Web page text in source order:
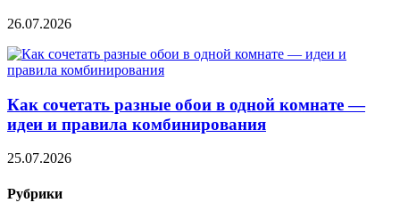
26.07.2026
Как сочетать разные обои в одной комнате —
идеи и правила комбинирования
25.07.2026
Рубрики